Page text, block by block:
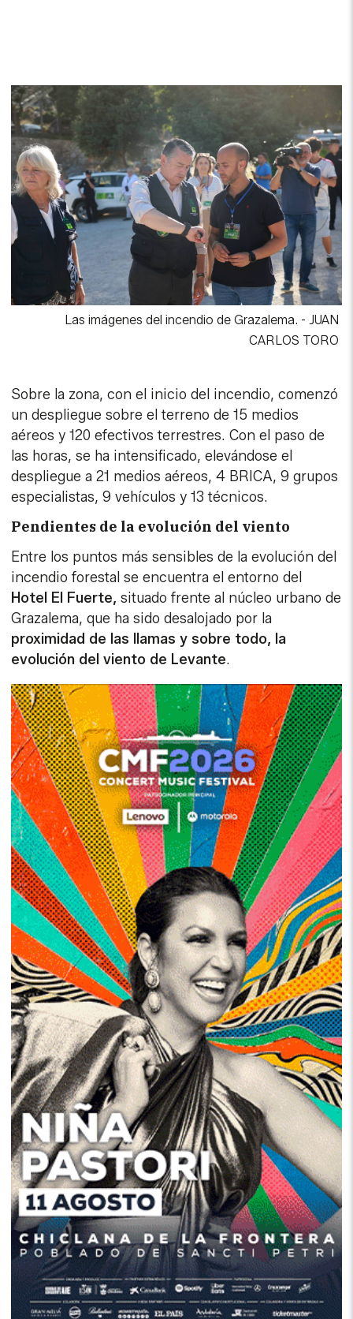
Las imágenes del incendio de Grazalema. - JUAN
CARLOS TORO
Sobre la zona, con el inicio del incendio, comenzó
un despliegue sobre el terreno de 15 medios
aéreos y 120 efectivos terrestres. Con el paso de
las horas, se ha intensificado, elevándose el
despliegue a 21 medios aéreos, 4 BRICA, 9 grupos
especialistas, 9 vehículos y 13 técnicos.
Pendientes de la evolución del viento
Entre los puntos más sensibles de la evolución del
incendio forestal se encuentra el entorno del
Hotel El Fuerte, situado frente al núcleo urbano de
Grazalema, que ha sido desalojado por la
proximidad de las llamas y sobre todo, la
evolución del viento de Levante.